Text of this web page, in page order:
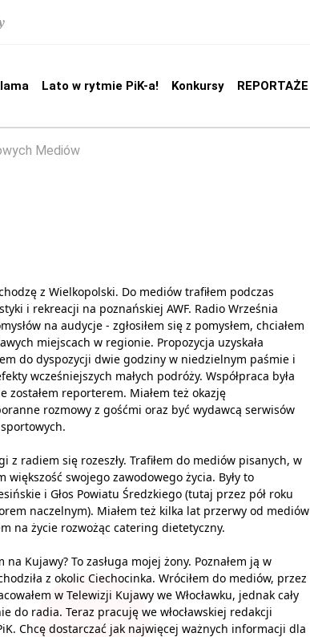
Lato w rytmie PiK-a! Konkursy REPORTAŻE
Mediów
z Wielkopolski. Do mediów trafiłem podczas
i rekreacji na poznańskiej AWF. Radio Września
na audycje - zgłosiłem się z pomysłem, chciałem
miejscach w regionie. Propozycja uzyskała
do dyspozycji dwie godziny w niedzielnym paśmie i
wcześniejszych małych podróży. Współpraca była
zostałem reporterem. Miałem też okazję
rozmowy z gośćmi oraz być wydawcą serwisów
z radiem się rozeszły. Trafiłem do mediów pisanych, w
większość swojego zawodowego życia. Były to
i Głos Powiatu Średzkiego (tutaj przez pół roku
naczelnym). Miałem też kilka lat przerwy od mediów
na życie rozwożąc catering dietetyczny.
na Kujawy? To zasługa mojej żony. Poznałem ją w
z okolic Ciechocinka. Wróciłem do mediów, przez
w Telewizji Kujawy we Włocławku, jednak cały
do radia. Teraz pracuję we włocławskiej redakcji
Chcę dostarczać jak najwięcej ważnych informacji dla